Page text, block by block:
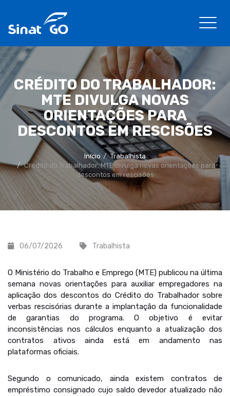
CRÉDITO DO TRABALHADOR:
MTE DIVULGA NOVAS
ORIENTAÇÕES PARA
DESCONTOS EM RESCISÕES
Início
Trabalhista
Crédito do Trabalhador: MTE divulga novas orientações para
descontos em rescisões
06/07/2026 Trabalhista
O Ministério do Trabalho e Emprego (MTE) publicou na última
semana novas orientações para auxiliar empregadores na
aplicação dos descontos do Crédito do Trabalhador sobre
verbas rescisórias durante a implantação da funcionalidade
de garantias do programa. O objetivo é evitar
inconsistências nos cálculos enquanto a atualização dos
contratos ativos ainda está em andamento nas
plataformas oficiais.
Segundo o comunicado, ainda existem contratos de
empréstimo consignado cujo saldo devedor atualizado não